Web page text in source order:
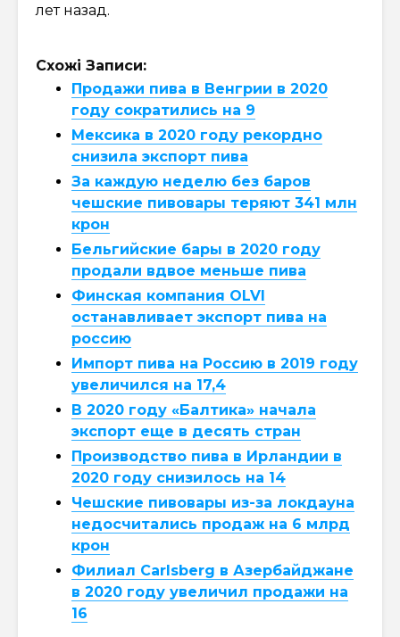
лет назад.
Схожі Записи:
Продажи пива в Венгрии в 2020
году сократились на 9
Мексика в 2020 году рекордно
снизила экспорт пива
За каждую неделю без баров
чешские пивовары теряют 341 млн
крон
Бельгийские бары в 2020 году
продали вдвое меньше пива
Финская компания OLVI
останавливает экспорт пива на
россию
Импорт пива на Россию в 2019 году
увеличился на 17,4
В 2020 году «Балтика» начала
экспорт еще в десять стран
Производство пива в Ирландии в
2020 году снизилось на 14
Чешские пивовары из-за локдауна
недосчитались продаж на 6 млрд
крон
Филиал Carlsberg в Азербайджане
в 2020 году увеличил продажи на
16